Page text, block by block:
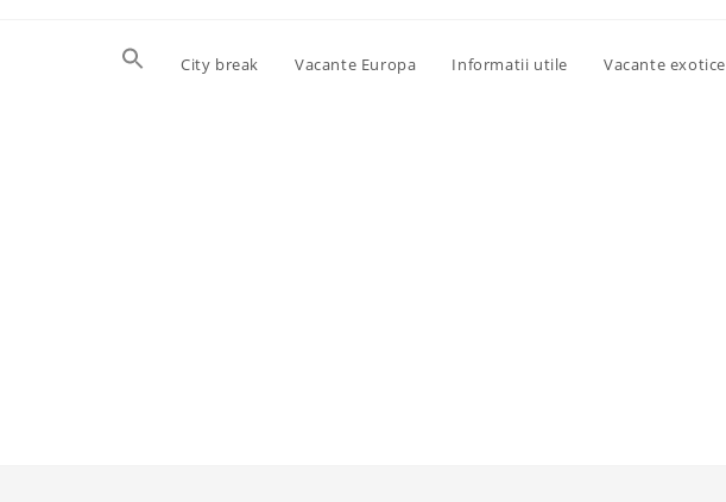
City break Vacante Europa Informatii utile Vacante exotice